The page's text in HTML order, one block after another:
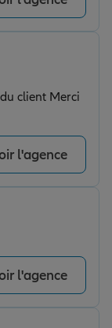
client Merci
l'agence
l'agence